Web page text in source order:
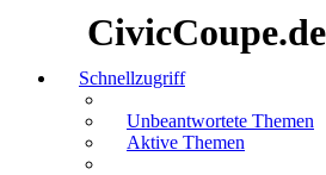
Schnellzugriff
Unbeantwortete Themen
Aktive Themen